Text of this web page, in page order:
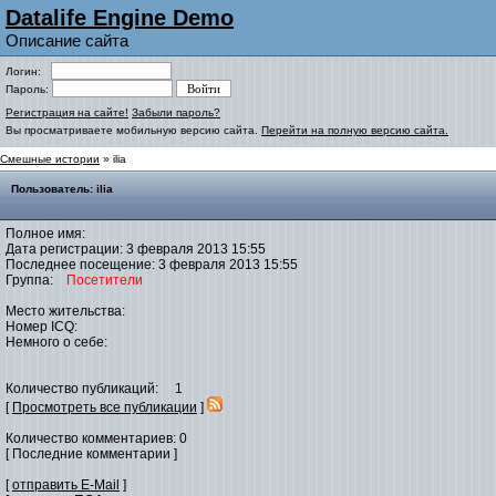
Datalife Engine Demo
Описание сайта
Логин:
Пароль:
Регистрация на сайте! Забыли пароль?
Вы просматриваете мобильную версию сайта. Перейти на полную версию сайта.
Смешные истории » ilia
Пользователь: ilia
Полное имя:
Дата регистрации: 3 февраля 2013 15:55
Последнее посещение: 3 февраля 2013 15:55
Группа:
Посетители
Место жительства:
Номер ICQ:
Немного о себе:
Количество публикаций: 1
[ Просмотреть все публикации ]
Количество комментариев: 0
[ Последние комментарии ]
[отправить E-Mail ]